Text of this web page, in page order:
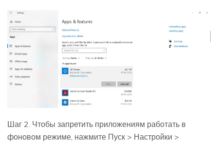
Шаг 2. Чтобы запретить приложениям работать в
фоновом режиме, нажмите Пуск > Настройки >